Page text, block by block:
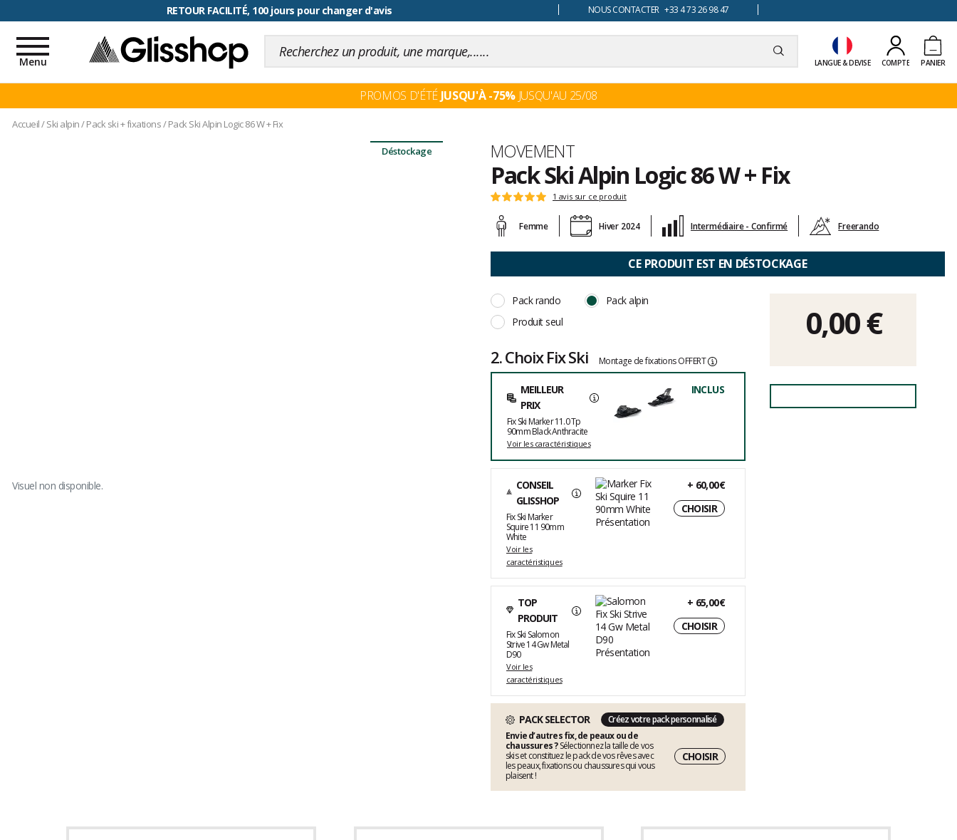
RETOUR FACILITÉ, 100 jours pour changer d'avis NOUS CONTACTER +33 4 73 26 98 47
LANGUE & DEVISE COMPTE PANIER
Toggle
navigation
Menu
PROMOS D'ÉTÉ JUSQU'À -75%JUSQU'AU 25/08
Accueil/Ski alpin/Pack ski + fixations/Pack Ski Alpin Logic 86 W + Fix
Visuel non disponible.
Déstockage Marque
MOVEMENT
Pack Ski Alpin Logic 86 W + Fix
Les
clients
Note
sur
5
1 avis sur ce produit
Femme Hiver 2024 Intermédiaire - Confirmé Freerando
CE PRODUIT EST EN DÉSTOCKAGE
Pack rando
Pack alpin
Produit seul
2. Choix Fix Ski Montage de fixations OFFERT
MEILLEUR
PRIX
Fix Ski Marker 11.0 Tp
90mm Black Anthracite
Voir les caractéristiques
INCLUS
CONSEIL
GLISSHOP
Fix Ski Marker
Squire 11 90mm
White
Voir les
caractéristiques
+ 60,00€
CHOISIR
TOP
PRODUIT
Fix Ski Salomon
Strive 14 Gw Metal
D90
Voir les
caractéristiques
+ 65,00€
CHOISIR
PACK SELECTOR
Créez votre pack personnalisé
Envie d’autres fix, de peaux ou de
chaussures ?Sélectionnez la taille de vos
skis et constituez le pack de vos rêves avec
les peaux, fixations ou chaussures qui vous
plaisent !
CHOISIR
0,00€